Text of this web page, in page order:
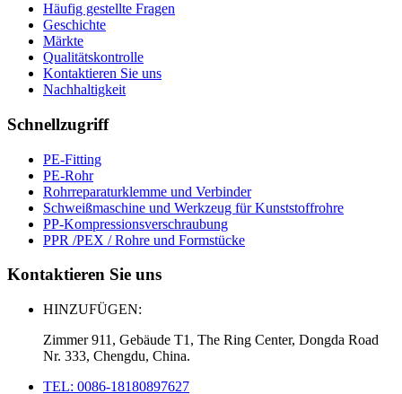
Häufig gestellte Fragen
Geschichte
Märkte
Qualitätskontrolle
Kontaktieren Sie uns
Nachhaltigkeit
Schnellzugriff
PE-Fitting
PE-Rohr
Rohrreparaturklemme und Verbinder
Schweißmaschine und Werkzeug für Kunststoffrohre
PP-Kompressionsverschraubung
PPR /PEX / Rohre und Formstücke
Kontaktieren Sie uns
HINZUFÜGEN:
Zimmer 911, Gebäude T1, The Ring Center, Dongda Road
Nr. 333, Chengdu, China.
TEL: 0086-18180897627